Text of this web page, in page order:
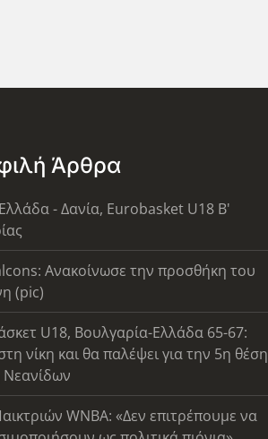
Άρθρα
Ελλάδα - Δανία, Eurobasket U18 Β'
Ανακοίνωσε την προσθήκη του
(pic)
U18, Βουλγαρία-Ελλάδα 65-67:
νίκη και θα παλέψει για την 5η θέση
Νεανίδων
WNBA: «Δεν επιτρέπουμε να